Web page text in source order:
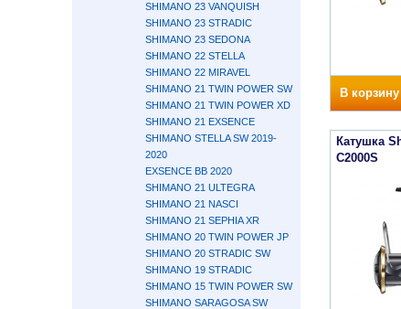
SHIMANO 23 VANQUISH
SHIMANO 23 STRADIC
SHIMANO 23 SEDONA
SHIMANO 22 STELLA
SHIMANO 22 MIRAVEL
SHIMANO 21 TWIN POWER SW
SHIMANO 21 TWIN POWER XD
SHIMANO 21 EXSENCE
SHIMANO STELLA SW 2019-
2020
EXSENCE BB 2020
SHIMANO 21 ULTEGRA
SHIMANO 21 NASCI
SHIMANO 21 SEPHIA XR
SHIMANO 20 TWIN POWER JP
SHIMANO 20 STRADIC SW
SHIMANO 19 STRADIC
SHIMANO 15 TWIN POWER SW
SHIMANO SARAGOSA SW
В корзину
Катушка
C2000S